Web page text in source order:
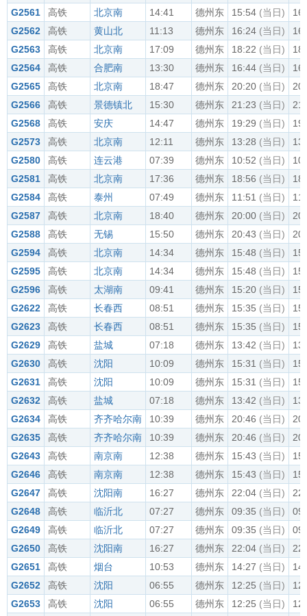
G2561
高铁 北京南 14:41 德州东 15:54 (当日)
G2562
高铁 黄山北 11:13 德州东 16:24 (当日)
G2563
高铁 北京南 17:09 德州东 18:22 (当日)
G2564
高铁 合肥南 13:30 德州东 16:44 (当日)
G2565
高铁 北京南 18:47 德州东 20:20 (当日)
G2566
高铁 景德镇北 15:30 德州东 21:23 (当日)
G2568
高铁 安庆 14:47 德州东 19:29 (当日)
G2573
高铁 北京南 12:11 德州东 13:28 (当日)
G2580
高铁 连云港 07:39 德州东 10:52 (当日)
G2581
高铁 北京南 17:36 德州东 18:56 (当日)
G2584
高铁 泰州 07:49 德州东 11:51 (当日)
G2587
高铁 北京南 18:40 德州东 20:00 (当日)
G2588
高铁 无锡 15:50 德州东 20:43 (当日)
G2594
高铁 北京南 14:34 德州东 15:48 (当日)
G2595
高铁 北京南 14:34 德州东 15:48 (当日)
G2596
高铁 太湖南 09:41 德州东 15:20 (当日)
G2622
高铁 长春西 08:51 德州东 15:35 (当日)
G2623
高铁 长春西 08:51 德州东 15:35 (当日)
G2629
高铁 盐城 07:18 德州东 13:42 (当日)
G2630
高铁 沈阳 10:09 德州东 15:31 (当日)
G2631
高铁 沈阳 10:09 德州东 15:31 (当日)
G2632
高铁 盐城 07:18 德州东 13:42 (当日)
G2634
高铁 齐齐哈尔南 10:39 德州东 20:46 (当日)
G2635
高铁 齐齐哈尔南 10:39 德州东 20:46 (当日)
G2643
高铁 南京南 12:38 德州东 15:43 (当日)
G2646
高铁 南京南 12:38 德州东 15:43 (当日)
G2647
高铁 沈阳南 16:27 德州东 22:04 (当日)
G2648
高铁 临沂北 07:27 德州东 09:35 (当日)
G2649
高铁 临沂北 07:27 德州东 09:35 (当日)
G2650
高铁 沈阳南 16:27 德州东 22:04 (当日)
G2651
高铁 烟台 10:53 德州东 14:27 (当日)
G2652
高铁 沈阳 06:55 德州东 12:25 (当日)
G2653
高铁 沈阳 06:55 德州东 12:25 (当日)